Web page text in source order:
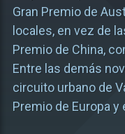
Gran Premio de
locales, en vez de
Premio de China,
Entre las demás
circuito urbano de
Premio de Europa